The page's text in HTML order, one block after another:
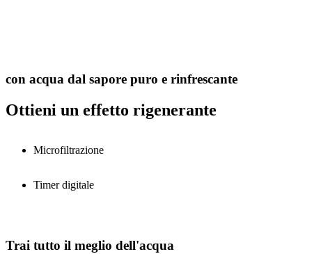
con acqua dal sapore puro e rinfrescante
Ottieni un effetto rigenerante
Microfiltrazione
Timer digitale
Trai tutto il meglio dell'acqua